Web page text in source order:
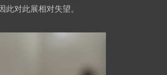
对此展相对失望。